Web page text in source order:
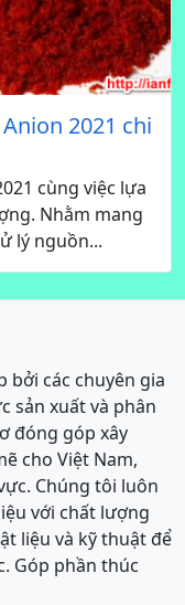
2021 chi
cùng việc lựa
Nhằm mang
lý nguồn...
bởi các chuyên gia
sản xuất và phân
đóng góp xây
cho Việt Nam,
Chúng tôi luôn
với chất lượng
liệu và kỹ thuật để
Góp phần thúc